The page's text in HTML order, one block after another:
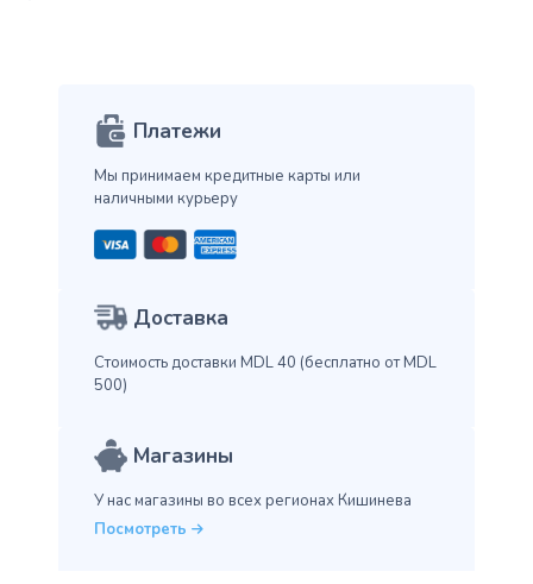
Платежи
Мы принимаем кредитные карты или
наличными курьеру
Доставка
Стоимость доставки MDL 40 (бесплатно от MDL
500)
Магазины
У нас магазины во всех регионах Кишинева
Посмотреть